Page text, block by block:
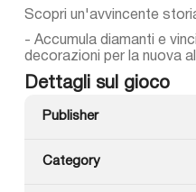
Scopri un'avvincente
- Accumula diamanti e
decorazioni per la nuova
Dettagli sul gioco
Publisher
Category